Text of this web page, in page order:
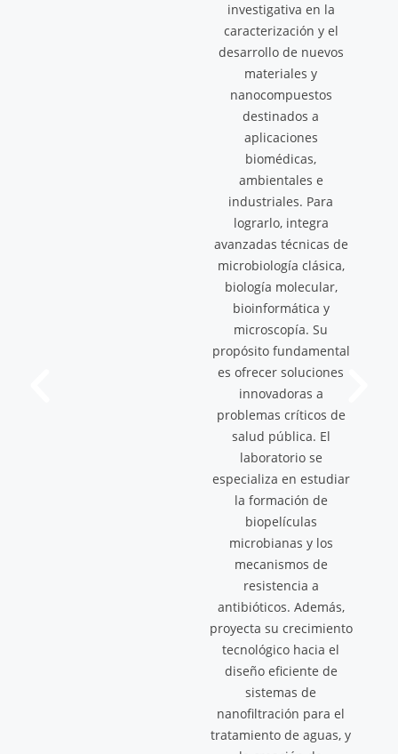
investigativa en la
caracterización y el
desarrollo de nuevos
materiales y
nanocompuestos
destinados a
aplicaciones
biomédicas,
ambientales e
industriales. Para
lograrlo, integra
avanzadas técnicas de
microbiología clásica,
biología molecular,
bioinformática y
microscopía. Su
propósito fundamental
es ofrecer soluciones
innovadoras a
problemas críticos de
salud pública. El
laboratorio se
especializa en estudiar
la formación de
biopelículas
microbianas y los
mecanismos de
resistencia a
antibióticos. Además,
proyecta su crecimiento
tecnológico hacia el
diseño eficiente de
sistemas de
nanofiltración para el
tratamiento de aguas, y